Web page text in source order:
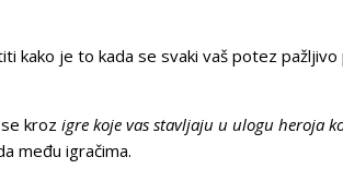
kako je to kada se svaki vaš potez pažljivo
kroz igre koje vas stavljaju u ulogu heroja
među igračima.